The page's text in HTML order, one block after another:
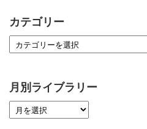
カテゴリー
月別ライブラリー